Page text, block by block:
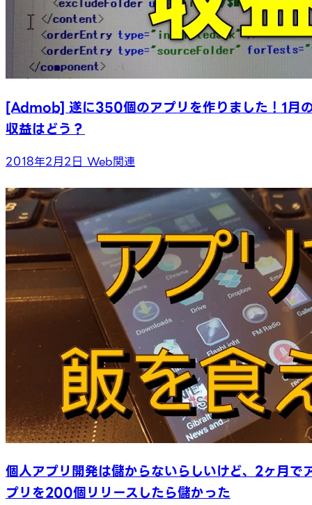
[Admob] 遂に350個のアプリを作りました！1月
収益はどう？
2018年2月2日 Web関連
個人アプリ開発は儲からないらしいけど、2ヶ月で
プリを200個リリースしたら儲かった